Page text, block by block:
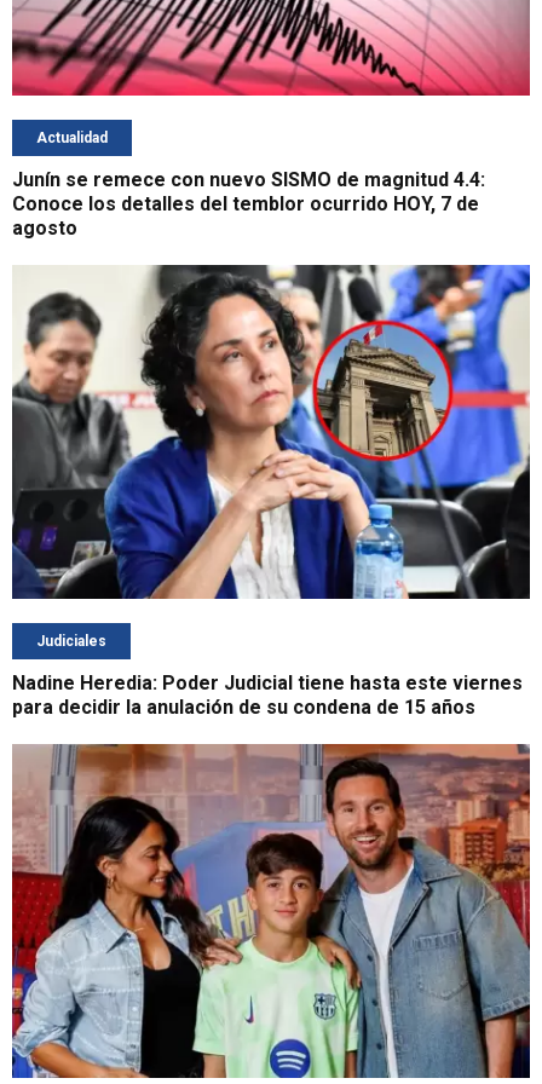
Actualidad
Junín se remece con nuevo SISMO de magnitud 4.4:
Conoce los detalles del temblor ocurrido HOY, 7 de
agosto
Judiciales
Nadine Heredia: Poder Judicial tiene hasta este viernes
para decidir la anulación de su condena de 15 años